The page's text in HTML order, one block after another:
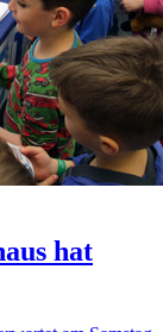
hat